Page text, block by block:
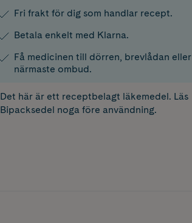
Fri frakt för dig som handlar recept.
Betala enkelt med Klarna.
Få medicinen till dörren, brevlådan eller
närmaste ombud.
Det här är ett receptbelagt läkemedel. Läs
Bipacksedel noga före användning.